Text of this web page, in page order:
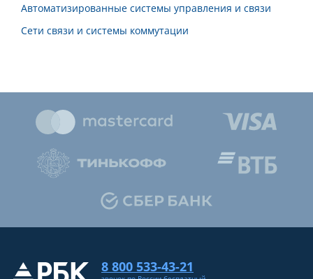
Автоматизированные системы управления и связи
Сети связи и системы коммутации
8 800 533-43-21